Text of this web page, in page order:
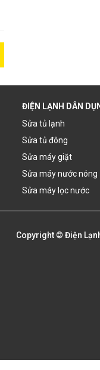
ĐIỆN LẠNH DÂN
Sửa tủ lạnh
Sửa tủ đông
Sửa máy giặt
Sửa máy nước nóng
Sửa máy lọc nước
Copyright © Điện